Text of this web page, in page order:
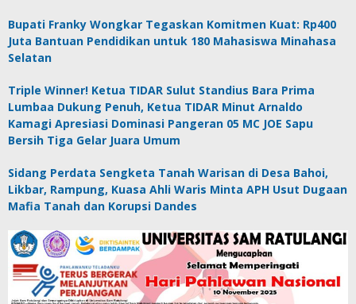
Bupati Franky Wongkar Tegaskan Komitmen Kuat: Rp400
Juta Bantuan Pendidikan untuk 180 Mahasiswa Minahasa
Selatan
Triple Winner! Ketua TIDAR Sulut Standius Bara Prima
Lumbaa Dukung Penuh, Ketua TIDAR Minut Arnaldo
Kamagi Apresiasi Dominasi Pangeran 05 MC JOE Sapu
Bersih Tiga Gelar Juara Umum
Sidang Perdata Sengketa Tanah Warisan di Desa Bahoi,
Likbar, Rampung, Kuasa Ahli Waris Minta APH Usut Dugaan
Mafia Tanah dan Korupsi Dandes